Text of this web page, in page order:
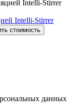
Intelli-Stirrer
стоимость
данных